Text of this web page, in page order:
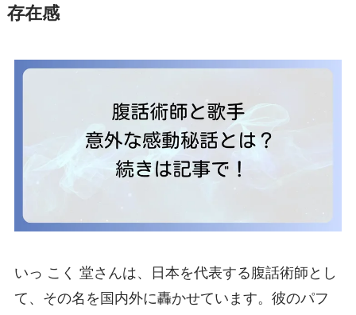
存在感
いっ こく 堂さんは、日本を代表する腹話術師とし
て、その名を国内外に轟かせています。彼のパフ